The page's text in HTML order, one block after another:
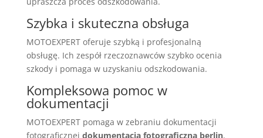
Szybka i skuteczna obsługa
MOTOEXPERT oferuje szybką i profesjonalną
obsługę. Ich zespół rzeczoznawców szybko ocenia
szkody i pomaga w uzyskaniu odszkodowania.
Kompleksowa pomoc w
dokumentacji
MOTOEXPERT pomaga w zebraniu dokumentacji
fotograficznej dokumentacja fotograficzna berlin.